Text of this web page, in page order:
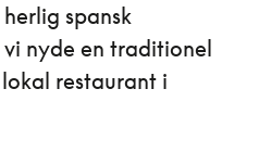
spansk
nyde en traditionel
restaurant i